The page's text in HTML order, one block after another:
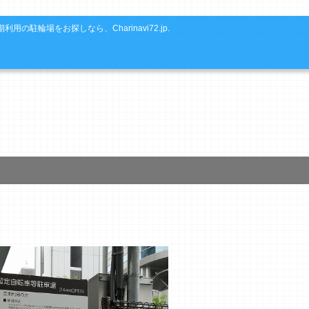
利用の駐輪場をお探しなら、Charinavi72.jp.